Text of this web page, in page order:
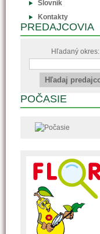
Slovník
Kontakty
PREDAJCOVIA
Hľadaný okres:
POČASIE